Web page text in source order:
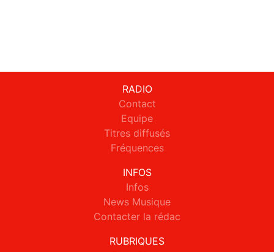
RADIO
Contact
Equipe
Titres diffusés
Fréquences
INFOS
Infos
News Musique
Contacter la rédac
RUBRIQUES